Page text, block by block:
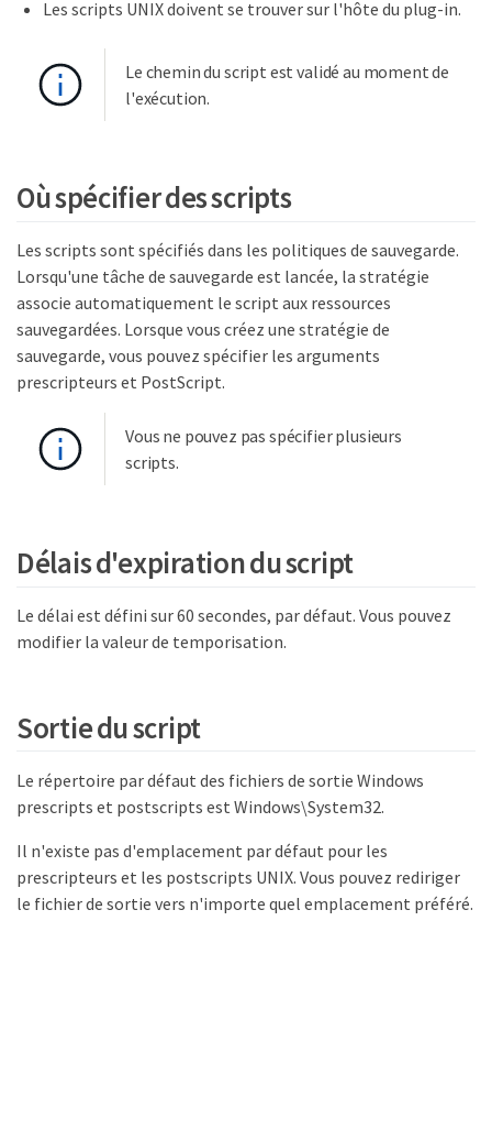
Les scripts UNIX doivent se trouver sur l'hôte du plug-in.
Le chemin du script est validé au moment de
l'exécution.
Où spécifier des scripts
Les scripts sont spécifiés dans les politiques de sauvegarde.
Lorsqu'une tâche de sauvegarde est lancée, la stratégie
associe automatiquement le script aux ressources
sauvegardées. Lorsque vous créez une stratégie de
sauvegarde, vous pouvez spécifier les arguments
prescripteurs et PostScript.
Vous ne pouvez pas spécifier plusieurs
scripts.
Délais d'expiration du script
Le délai est défini sur 60 secondes, par défaut. Vous pouvez
modifier la valeur de temporisation.
Sortie du script
Le répertoire par défaut des fichiers de sortie Windows
prescripts et postscripts est Windows\System32.
Il n'existe pas d'emplacement par défaut pour les
prescripteurs et les postscripts UNIX. Vous pouvez rediriger
le fichier de sortie vers n'importe quel emplacement préféré.